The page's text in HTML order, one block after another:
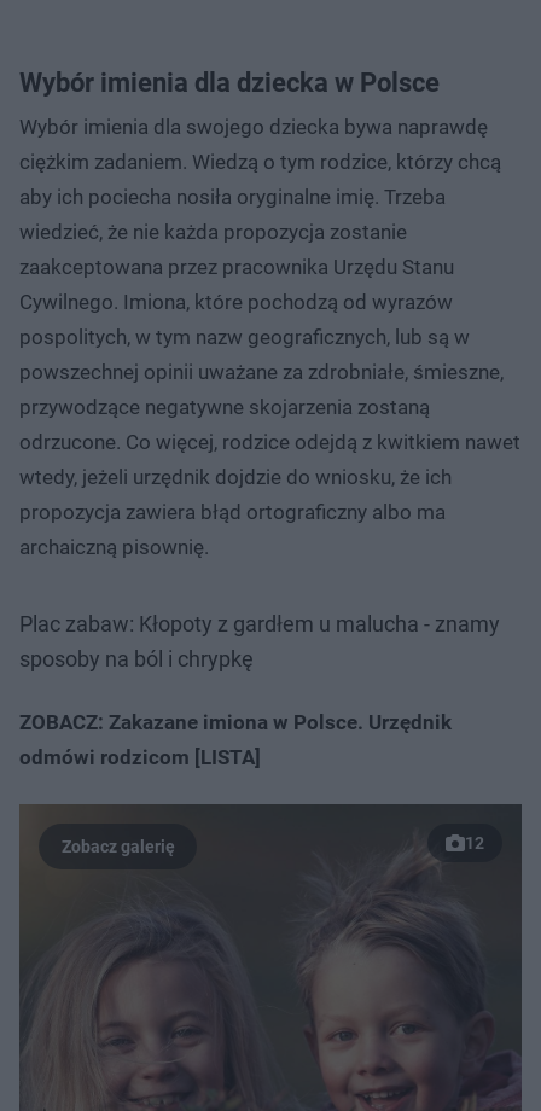
Wybór imienia dla dziecka w Polsce
Wybór imienia dla swojego dziecka bywa naprawdę
ciężkim zadaniem. Wiedzą o tym rodzice, którzy chcą
aby ich pociecha nosiła oryginalne imię. Trzeba
wiedzieć, że nie każda propozycja zostanie
zaakceptowana przez pracownika Urzędu Stanu
Cywilnego. Imiona, które pochodzą od wyrazów
pospolitych, w tym nazw geograficznych, lub są w
powszechnej opinii uważane za zdrobniałe, śmieszne,
przywodzące negatywne skojarzenia zostaną
odrzucone. Co więcej, rodzice odejdą z kwitkiem nawet
wtedy, jeżeli urzędnik dojdzie do wniosku, że ich
propozycja zawiera błąd ortograficzny albo ma
archaiczną pisownię.
Plac zabaw: Kłopoty z gardłem u malucha - znamy
sposoby na ból i chrypkę
ZOBACZ: Zakazane imiona w Polsce. Urzędnik
odmówi rodzicom [LISTA]
12